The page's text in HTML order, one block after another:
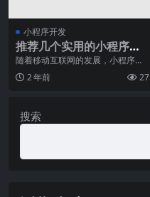
小程序开发
推荐几个实用的小程序设
计工具，让你设计更出彩
随着移动互联网的发展，小程序越
来越受到人们的欢迎。小程序给用
户提供了一种轻量级的
2 年前 27
搜索